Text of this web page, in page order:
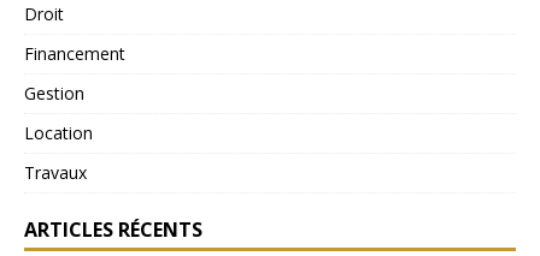
Droit
Financement
Gestion
Location
Travaux
ARTICLES RÉCENTS